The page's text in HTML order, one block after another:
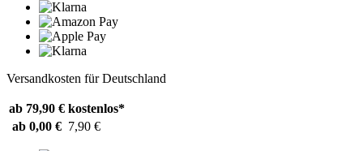
Versandkosten für Deutschland
ab 79,90 € kostenlos*
ab 0,00 € 7,90 €